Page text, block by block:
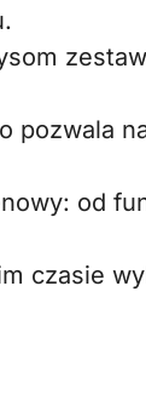
pozwala
od
czasie